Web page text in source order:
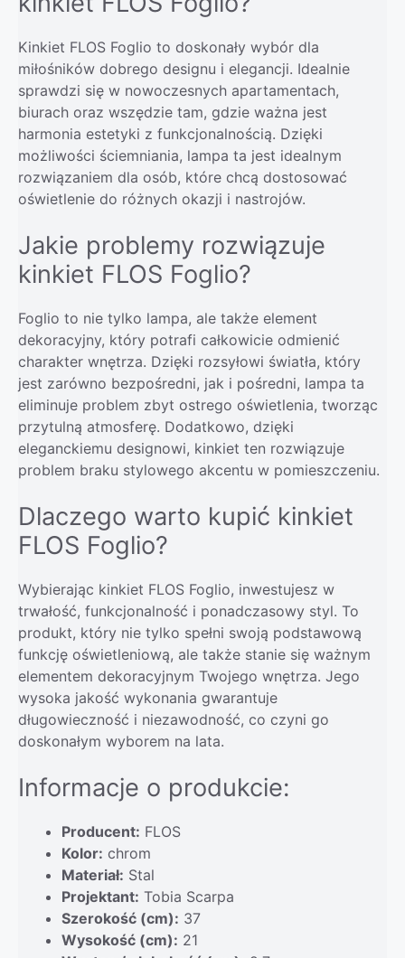
Kinkiet FLOS Foglio to doskonały wybór dla
miłośników dobrego designu i elegancji. Idealnie
sprawdzi się w nowoczesnych apartamentach,
biurach oraz wszędzie tam, gdzie ważna jest
harmonia estetyki z funkcjonalnością. Dzięki
możliwości ściemniania, lampa ta jest idealnym
rozwiązaniem dla osób, które chcą dostosować
oświetlenie do różnych okazji i nastrojów.
Jakie problemy rozwiązuje
kinkiet FLOS Foglio?
Foglio to nie tylko lampa, ale także element
dekoracyjny, który potrafi całkowicie odmienić
charakter wnętrza. Dzięki rozsyłowi światła, który
jest zarówno bezpośredni, jak i pośredni, lampa ta
eliminuje problem zbyt ostrego oświetlenia, tworząc
przytulną atmosferę. Dodatkowo, dzięki
eleganckiemu designowi, kinkiet ten rozwiązuje
problem braku stylowego akcentu w pomieszczeniu.
Dlaczego warto kupić kinkiet
FLOS Foglio?
Wybierając kinkiet FLOS Foglio, inwestujesz w
trwałość, funkcjonalność i ponadczasowy styl. To
produkt, który nie tylko spełni swoją podstawową
funkcję oświetleniową, ale także stanie się ważnym
elementem dekoracyjnym Twojego wnętrza. Jego
wysoka jakość wykonania gwarantuje
długowieczność i niezawodność, co czyni go
doskonałym wyborem na lata.
Informacje o produkcie:
Producent: FLOS
Kolor: chrom
Materiał: Stal
Projektant: Tobia Scarpa
Szerokość (cm): 37
Wysokość (cm): 21